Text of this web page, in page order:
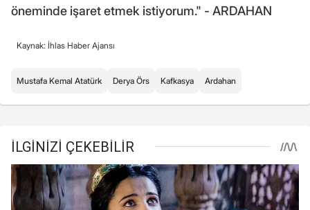
öneminde işaret etmek istiyorum." - ARDAHAN
Kaynak: İhlas Haber Ajansı
Mustafa Kemal Atatürk Derya Örs Kafkasya Ardahan